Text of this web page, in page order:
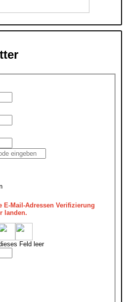
E-Mail-Adressen Verifizierung
landen.
Feld leer